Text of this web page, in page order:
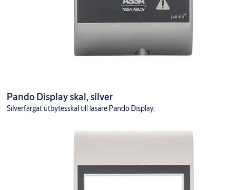
Pando Display skal, silver
Silverfärgat utbytesskal till läsare Pando Display.